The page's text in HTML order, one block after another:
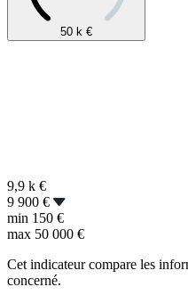
50 k €
9,9 k €
9 900 €
min 150 €
max 50 000 €
Cet indicateur compare les
concerné.